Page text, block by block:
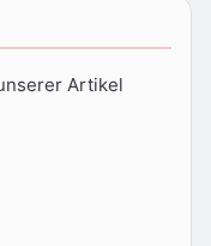
Artikel